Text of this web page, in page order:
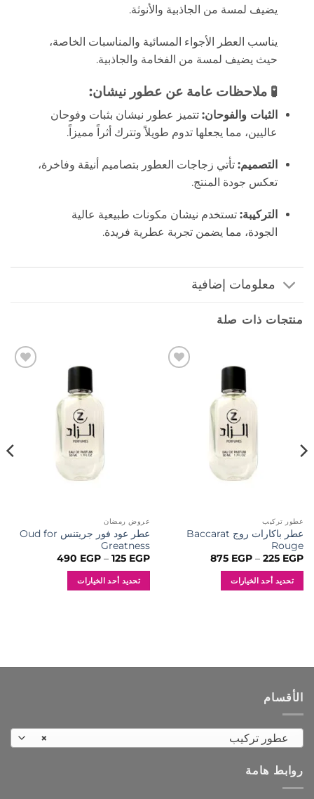
يضيف لمسة من الجاذبية والأنوثة.
يناسب العطر الأجواء المسائية والمناسبات الخاصة،
حيث يضيف لمسة من الفخامة والجاذبية.
🧪 ملاحظات عامة عن عطور نيشان:
الثبات والفوحان: تتميز عطور نيشان بثبات وفوحان
عاليين، مما يجعلها تدوم طويلاً وتترك أثراً مميزاً.
التصميم: تأتي زجاجات العطور بتصاميم أنيقة وفاخرة،
تعكس جودة المنتج.
التركيبة: تستخدم نيشان مكونات طبيعية عالية
الجودة، مما يضمن تجربة عطرية فريدة.
معلومات إضافية
منتجات ذات صلة
عطور تركيب
عطر باكارات روج Baccarat
Rouge
225 EGP
–
875 EGP
نطاق
تحديد أحد الخيارات
لهذا
يمكن
اختيار
الخيارات
على
المنتج
عروض رمضان
عطر عود فور جريتنس Oud for
Greatness
125 EGP
–
490 EGP
نطاق
تحديد أحد الخيارات
لهذا
الخيارات
على
الأقسام
× عطور تركيب
روابط هامة